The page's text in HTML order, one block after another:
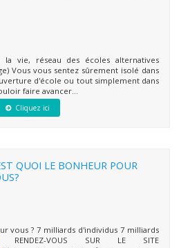
vie, réseau des écoles alternatives
Vous vous sentez sûrement isolé dans
d'école ou tout simplement dans
faire avancer...
Cliquez ici
QUOI LE BONHEUR POUR
vous ? 7 milliards d'individus 7 milliards
RENDEZ-VOUS SUR LE SITE